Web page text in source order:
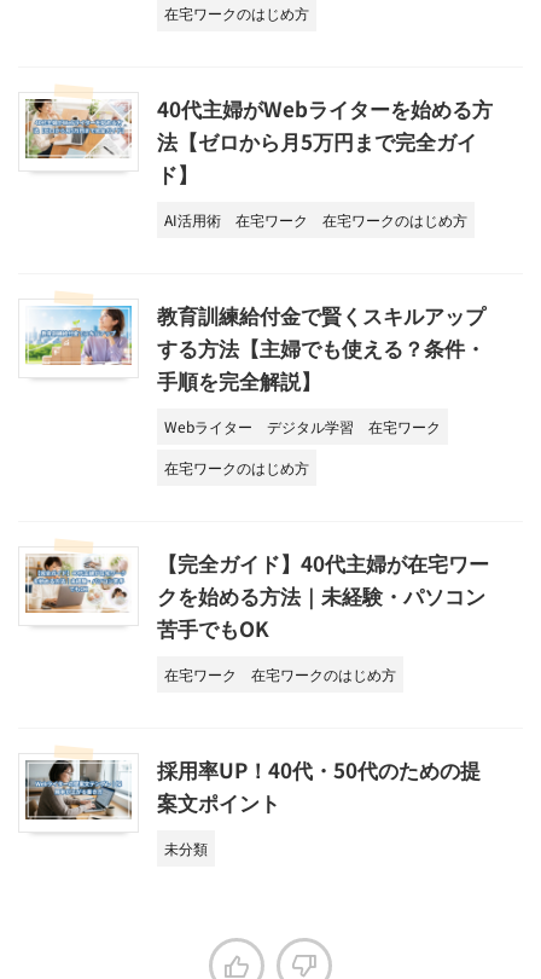
在宅ワークのはじめ方
40代主婦がWebライターを始める方
法【ゼロから月5万円まで完全ガイ
ド】
AI活用術 在宅ワーク 在宅ワークのはじめ方
教育訓練給付金で賢くスキルアップ
する方法【主婦でも使える？条件・
手順を完全解説】
Webライター デジタル学習
在宅ワーク
在宅ワークのはじめ方
【完全ガイド】40代主婦が在宅ワー
クを始める方法｜未経験・パソコン
苦手でもOK
在宅ワーク 在宅ワークのはじめ方
採用率UP！40代・50代のための提
案文ポイント
未分類